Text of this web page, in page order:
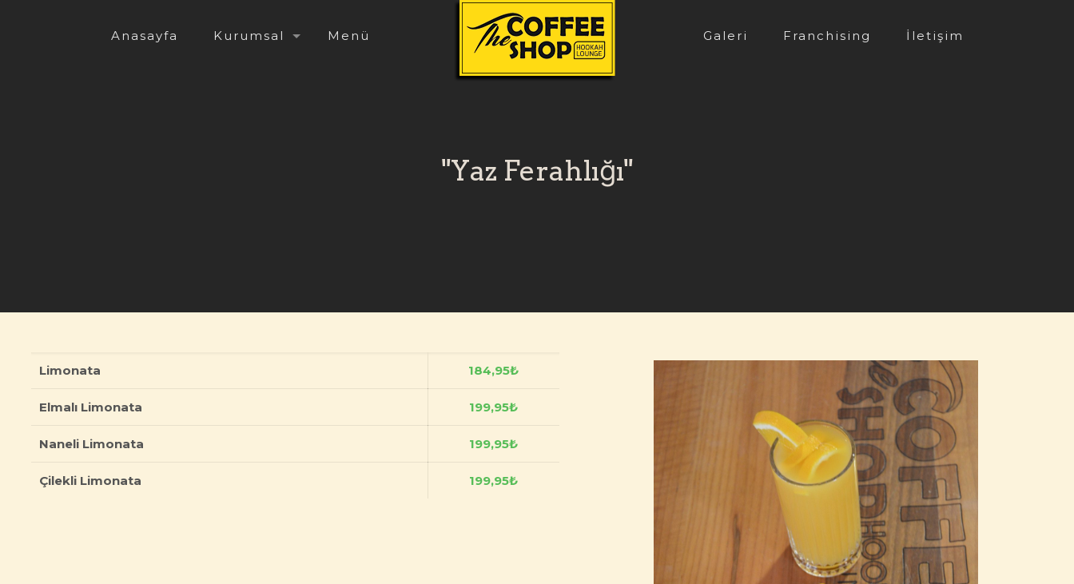
Anasayfa Kurumsal Menü Galeri Franchising İletişim
"Yaz Ferahlığı"
Limonata 184,95₺
Elmalı Limonata 199,95₺
Naneli Limonata 199,95₺
Çilekli Limonata 199,95₺